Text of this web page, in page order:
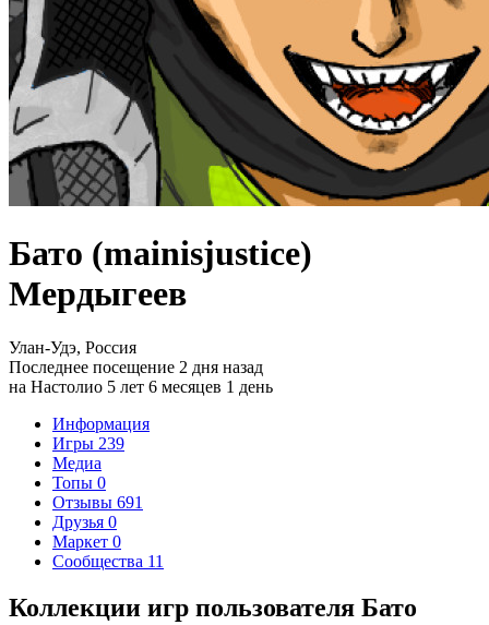
Бато (mainisjustice)
Мердыгеев
Улан-Удэ, Россия
Последнее посещение 2 дня назад
на Настолио 5 лет 6 месяцев 1 день
Информация
Игры 239
Медиа
Топы 0
Отзывы 691
Друзья 0
Маркет 0
Сообщества 11
Коллекции игр пользователя Бато